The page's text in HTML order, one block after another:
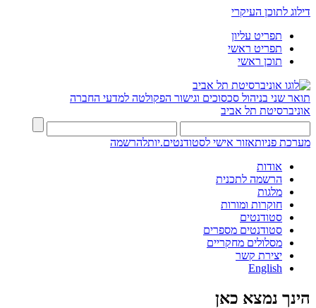
דילוג לתוכן העיקרי
תפריט עליון
תפריט ראשי
תוכן ראשי
תואר שני בניהול סכסוכים וגישור הפקולטה למדעי החברה
אוניברסיטת תל אביב
מערכת פניותאזור אישי לסטודנטים.יותלהרשמה
אודות
הרשמה לתכנית
מלגות
חוקרות ומורות
סטודנטים
סטודנטים מספרים
מסלולים מחקריים
יצירת קשר
English
הינך נמצא כאן